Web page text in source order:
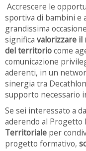
Accrescere le
sportiva di bambini e
grandissima
significa valorizzare il
del territoriocome
comunicazione
aderenti, in un
sinergia tra
supporto necessario
Se sei interessato a
aderendo al Progetto
Territoriale per
progetto formativo,